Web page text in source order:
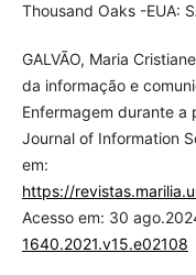
Thousand Oaks -EUA:
GALVÃO, Maria
da informação e
Enfermagem durante a
Journal of Information
em:
https://
Acesso em: 30
1640.2021.v15.e02108